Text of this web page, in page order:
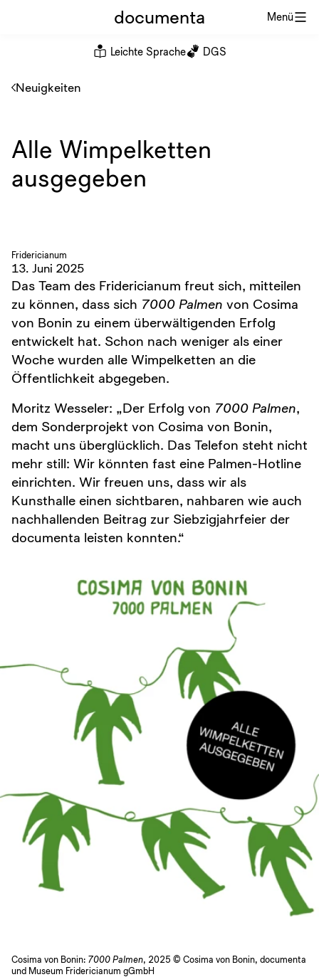
Menü
documenta
Leichte Sprache DGS
Neuigkeiten
Alle Wimpelketten
ausgegeben
Fridericianum
13. Juni 2025
Das Team des Fridericianum freut sich, mitteilen
zu können, dass sich 7000 Palmen von Cosima
von Bonin zu einem überwältigenden Erfolg
entwickelt hat. Schon nach weniger als einer
Woche wurden alle Wimpelketten an die
Öffentlichkeit abgegeben.
Moritz Wesseler: „Der Erfolg von 7000 Palmen,
dem Sonderprojekt von Cosima von Bonin,
macht uns überglücklich. Das Telefon steht nicht
mehr still: Wir könnten fast eine Palmen-Hotline
einrichten. Wir freuen uns, dass wir als
Kunsthalle einen sichtbaren, nahbaren wie auch
nachhallenden Beitrag zur Siebzigjahrfeier der
documenta leisten konnten.“
Cosima von Bonin: 7000 Palmen, 2025 © Cosima von Bonin, documenta
und Museum Fridericianum gGmbH